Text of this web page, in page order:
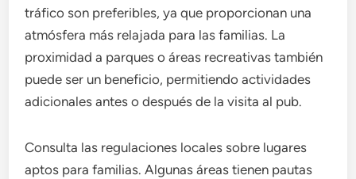
tráfico son preferibles, ya que proporcionan una
atmósfera más relajada para las familias. La
proximidad a parques o áreas recreativas también
puede ser un beneficio, permitiendo actividades
adicionales antes o después de la visita al pub.
Consulta las regulaciones locales sobre lugares
aptos para familias. Algunas áreas tienen pautas